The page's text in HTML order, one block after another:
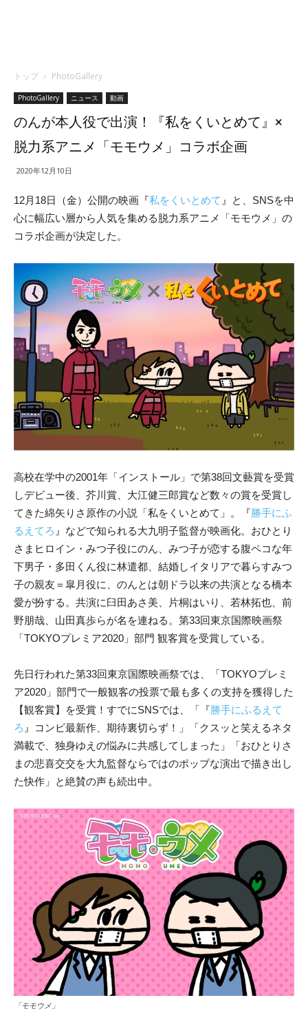
トップ PhotoGallery
PhotoGallery ニュース 動画
のんが本人役で出演！『私をくいとめて』×
脱力系アニメ「モモウメ」コラボ企画
2020年12月10日
12月18日（金）公開の映画『私をくいとめて 』と、SNSを中
心に幅広い層から人気を集める脱力系アニメ「モモウメ」の
コラボ企画が決定した。
高校在学中の2001年「インストール」で第38回文藝賞を受賞
しデビュー後、芥川賞、大江健三郎賞など数々の賞を受賞し
てきた綿矢りさ原作の小説「私をくいとめて」。『勝手にふ
るえてろ 』などで知られる大九明子監督が映画化。おひとり
さまヒロイン・みつ子役にのん、みつ子が恋する腹ペコな年
下男子・多田くん役に林遣都、結婚しイタリアで暮らすみつ
子の親友＝皐月役に、のんとは朝ドラ以来の共演となる橋本
愛が扮する。共演に臼田あさ美、片桐はいり、若林拓也、前
野朋哉、山田真歩らが名を連ねる。第33回東京国際映画祭
「TOKYOプレミア2020」部門 観客賞を受賞している。
先日行われた第33回東京国際映画祭では、「TOKYOプレミ
ア2020」部門で一般観客の投票で最も多くの支持を獲得した
【観客賞】を受賞！すでにSNSでは、「『勝手にふるえて
ろ 』コンビ最新作、期待裏切らず！」「クスッと笑えるネタ
満載で、独身ゆえの悩みに共感してしまった」「おひとりさ
まの悲喜交交を大九監督ならではのポップな演出で描き出し
た快作」と絶賛の声も続出中。
「モモウメ」